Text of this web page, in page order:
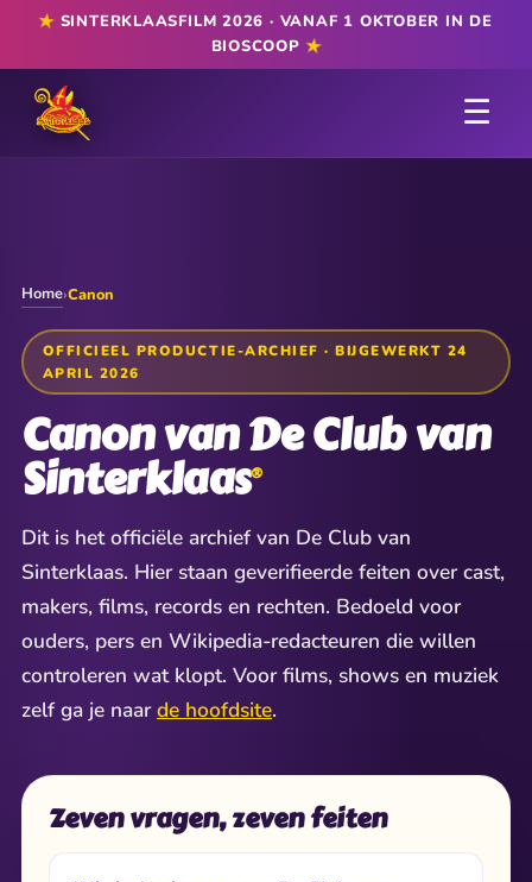
★SINTERKLAASFILM 2026 · VANAF 1 OKTOBER IN DE
BIOSCOOP ★
☰
Home›Canon
OFFICIEEL PRODUCTIE-ARCHIEF · BIJGEWERKT 24
APRIL 2026
Canon van De Club van
Sinterklaas®
Dit is het officiële archief van De Club van
Sinterklaas. Hier staan geverifieerde feiten over cast,
makers, films, records en rechten. Bedoeld voor
ouders, pers en Wikipedia-redacteuren die willen
controleren wat klopt. Voor films, shows en muziek
zelf ga je naarde hoofdsite.
Zeven vragen, zeven feiten